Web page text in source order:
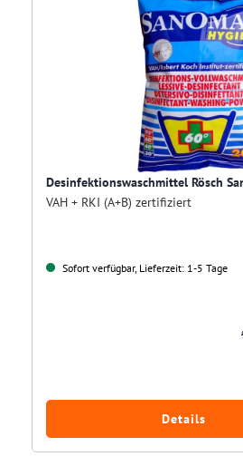
Desinfektionswaschmittel Rösch
VAH + RKI (A+B) zertifiziert
Sofort verfügbar, Lieferzeit: 1-5 Tage
Details